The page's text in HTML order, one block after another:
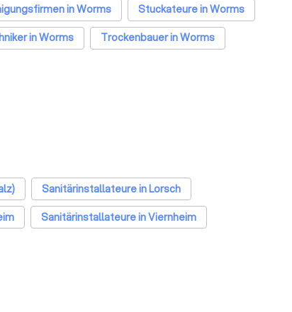
in Worms
Stuckateure in Worms
in Worms
Trockenbauer in Worms
Sanitärinstallateure in Lorsch
Sanitärinstallateure in Viernheim